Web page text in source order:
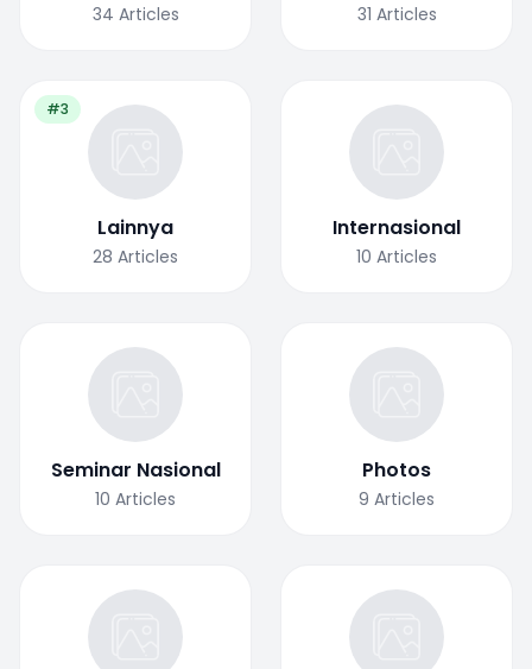
34 Articles 31 Articles
#3
Lainnya
28 Articles
Internasional
10 Articles
Seminar Nasional
10 Articles
Photos
9 Articles